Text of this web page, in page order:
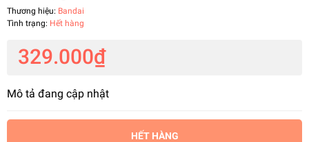
Thương hiệu: Bandai
Tình trạng: Hết hàng
329.000₫
Mô tả đang cập nhật
HẾT HÀNG